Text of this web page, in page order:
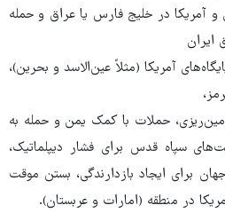
و آمریکا در خلیج فارس یا عراق و حمله
ایران
آمریکا (مثلاً عین‌الاسد و بحرین)،
مین‌ریزی، حملات با کمک یمن و حمله به
سپاه قدس برای فشار دیپلماتیک،
برای ایجاد بازدارندگی، بستن موقت
در منطقه (امارات و عربستان).